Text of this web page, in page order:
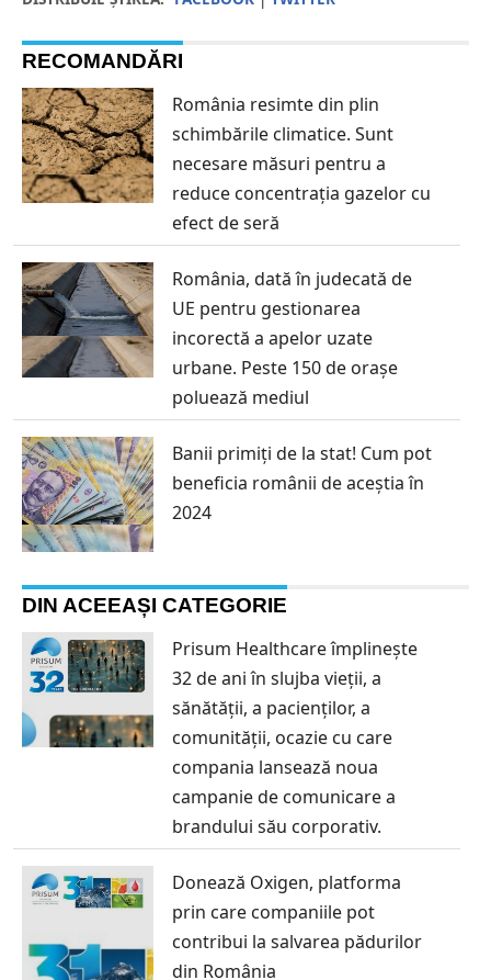
RECOMANDĂRI
România resimte din plin
schimbările climatice. Sunt
necesare măsuri pentru a
reduce concentrația gazelor cu
efect de seră
România, dată în judecată de
UE pentru gestionarea
incorectă a apelor uzate
urbane. Peste 150 de orașe
poluează mediul
Banii primiți de la stat! Cum pot
beneficia românii de aceștia în
2024
DIN ACEEAȘI CATEGORIE
Prisum Healthcare împlinește
32 de ani în slujba vieții, a
sănătății, a pacienților, a
comunității, ocazie cu care
compania lansează noua
campanie de comunicare a
brandului său corporativ.
Donează Oxigen, platforma
prin care companiile pot
contribui la salvarea pădurilor
din România